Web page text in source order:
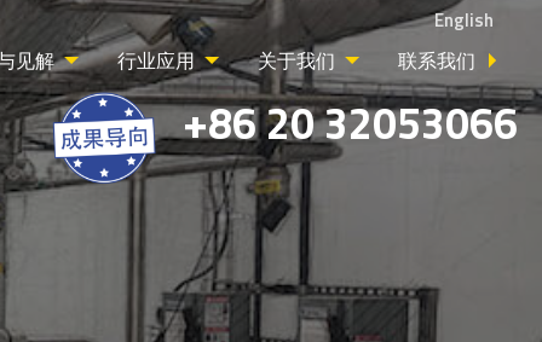
English
见解 行业应用 关于我们 联系我们
+86 20 32053066